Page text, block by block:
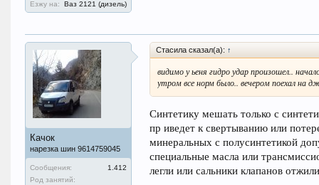
Езжу на: Ваз 2121 (дизель)
Качок
нарезка шин 9614759045
Сообщения:
1.412
Род занятий:
Стасила сказал(а): ↑
видимо у ьеня гидро удар произошел..
утром все норм было.. вечером поехал на
Синтетику мешать только с
пр иведет к свертыванию или
минеральных с полусинтетикой
специальные масла или
легли или сальники клапанов